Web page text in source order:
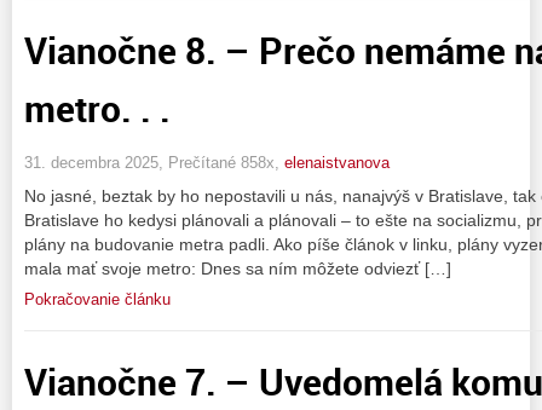
Vianočne 8. – Prečo nemáme
metro. . .
31. decembra 2025, Prečítané 858x, elenaistvanova
No jasné, beztak by ho nepostavili u nás, nanajvýš v Bratislave,
Bratislave ho kedysi plánovali a plánovali – to ešte na socializmu,
plány na budovanie metra padli. Ako píše článok v linku, plány
mala mať svoje metro: Dnes sa ním môžete odviezť […]
Pokračovanie článku
Vianočne 7. – Uvedomelá